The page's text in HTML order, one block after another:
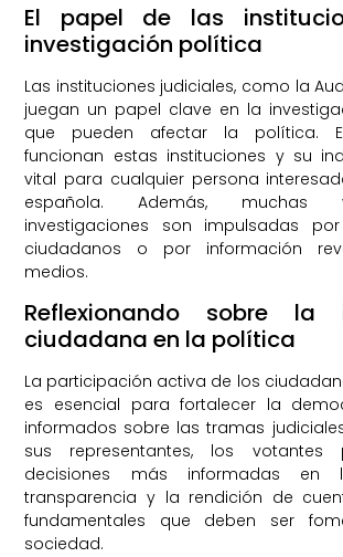
El papel de las
investigación política
Las instituciones judiciales, como la
juegan un papel clave en la
que pueden afectar la política.
funcionan estas instituciones y su
vital para cualquier persona
española. Además, muchas
investigaciones son impulsadas
ciudadanos o por información
medios.
Reflexionando sobre la
ciudadana en la política
La participación activa de los
es esencial para fortalecer la
informados sobre las tramas
sus representantes, los votantes
decisiones más informadas en
transparencia y la rendición de
fundamentales que deben ser
sociedad.